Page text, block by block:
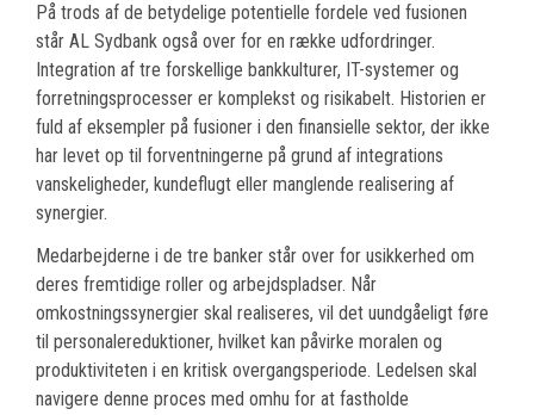
På trods af de betydelige potentielle fordele ved fusionen
står AL Sydbank også over for en række udfordringer.
Integration af tre forskellige bankkulturer, IT-systemer og
forretningsprocesser er komplekst og risikabelt. Historien er
fuld af eksempler på fusioner i den finansielle sektor, der ikke
har levet op til forventningerne på grund af integrations
vanskeligheder, kundeflugt eller manglende realisering af
synergier.
Medarbejderne i de tre banker står over for usikkerhed om
deres fremtidige roller og arbejdspladser. Når
omkostningssynergier skal realiseres, vil det uundgåeligt føre
til personalereduktioner, hvilket kan påvirke moralen og
produktiviteten i en kritisk overgangsperiode. Ledelsen skal
navigere denne proces med omhu for at fastholde